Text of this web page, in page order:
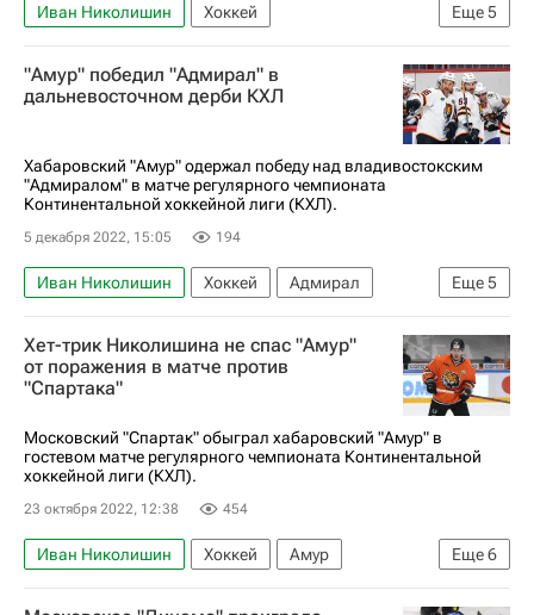
Еще5
Иван Николишин
Хоккей
Регулярный чемпионат КХЛ
КХЛ 2025-2026
Амур
Адмирал Станислав Бочаров
"Амур" победил "Адмирал" в
дальневосточном дерби КХЛ
Хабаровский "Амур" одержал победу над владивостокским
"Адмиралом" в матче регулярного чемпионата
Континентальной хоккейной лиги (КХЛ).
5 декабря 2022, 15:05 194
Еще5
Иван Николишин Хоккей
Адмирал
Амур
Регулярный чемпионат КХЛ
Сергей Лапин
Евгений Аликин
КХЛ 2025-2026
Хет-трик Николишина не спас "Амур"
от поражения в матче против
"Спартака"
Московский "Спартак" обыграл хабаровский "Амур" в
гостевом матче регулярного чемпионата Континентальной
хоккейной лиги (КХЛ).
23 октября 2022, 12:38 454
Еще6
Иван Николишин Хоккей
Амур
Максим Цыплаков
Илья Талалуев